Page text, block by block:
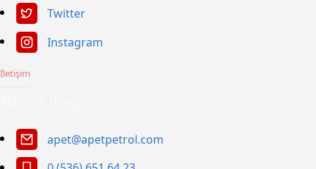
Twitter
Instagram
İletişim
apet@apetpetrol.com